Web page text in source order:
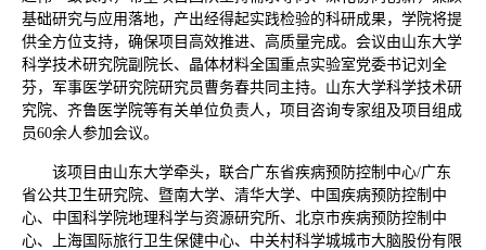
基础研究与应用落地，产出经得起实践检验的科研成果，学院将提
供全方位支持，确保项目高效推进、高质量完成。会议由山东大学
科学技术研究院副院长、晶体材料全国重点实验室党委书记刘全
芬，军事医学研究院研究员曹务春共同主持。山东大学科学技术研
究院、齐鲁医学院等有关单位负责人，项目咨询专家组及项目组成
员60余人参加会议。
该项目由山东大学牵头，联合广东省疾病预防控制中心/广东
省公共卫生研究院、暨南大学、清华大学、中国疾病预防控制中
心、中国科学院地理科学与资源研究所、北京市疾病预防控制中
心、上海国际旅行卫生保健中心、中关村科学城城市大脑股份有限